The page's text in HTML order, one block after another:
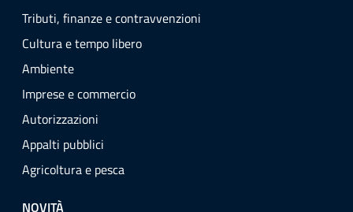
Tributi, finanze e contravvenzioni
Cultura e tempo libero
Ambiente
Imprese e commercio
Autorizzazioni
Appalti pubblici
Agricoltura e pesca
NOVITÀ